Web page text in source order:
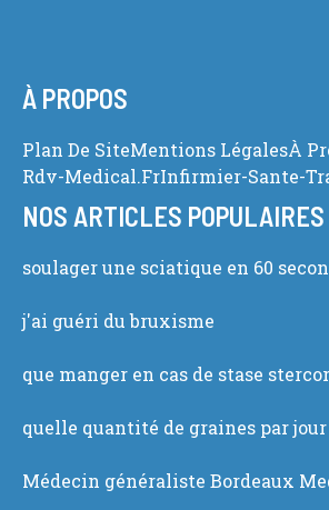
À PROPOS
Plan De SiteMentions LégalesÀ
Rdv-Medical.frInfirmier-Sante-
NOS ARTICLES POPULAIRES
soulager une sciatique en 60
j'ai guéri du bruxisme
que manger en cas de stase
quelle quantité de graines par jour
Médecin généraliste Bordeaux